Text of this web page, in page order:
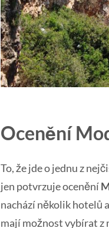
Ocenění
To, že jde o jednu z
jen potvrzuje ocenění
nachází několik hotelů
mají možnost vybírat z